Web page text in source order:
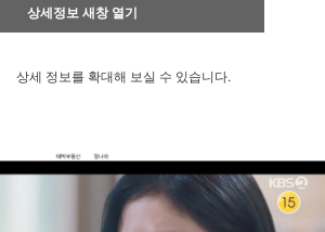
상세정보 새창 열기
상세 정보를 확대해 보실 수 있습니다.